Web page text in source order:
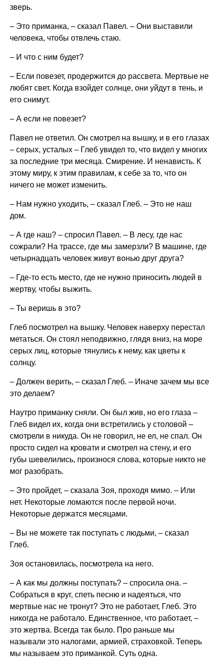
зверь.
– Это приманка, – сказал Павел. – Они выставили
человека, чтобы отвлечь стаю.
– И что с ним будет?
– Если повезет, продержится до рассвета. Мертвые не
любят свет. Когда взойдет солнце, они уйдут в тень, и
его снимут.
– А если не повезет?
Павел не ответил. Он смотрел на вышку, и в его глазах
– серых, усталых – Глеб увидел то, что видел у многих
за последние три месяца. Смирение. И ненависть. К
этому миру, к этим правилам, к себе за то, что он
ничего не может изменить.
– Нам нужно уходить, – сказал Глеб. – Это не наш
дом.
– А где наш? – спросил Павел. – В лесу, где нас
сожрали? На трассе, где мы замерзли? В машине, где
четырнадцать человек живут вонью друг друга?
– Где-то есть место, где не нужно приносить людей в
жертву, чтобы выжить.
– Ты веришь в это?
Глеб посмотрел на вышку. Человек наверху перестал
метаться. Он стоял неподвижно, глядя вниз, на море
серых лиц, которые тянулись к нему, как цветы к
солнцу.
– Должен верить, – сказал Глеб. – Иначе зачем мы все
это делаем?
Наутро приманку сняли. Он был жив, но его глаза –
Глеб видел их, когда они встретились у столовой –
смотрели в никуда. Он не говорил, не ел, не спал. Он
просто сидел на кровати и смотрел на стену, и его
губы шевелились, произнося слова, которые никто не
мог разобрать.
– Это пройдет, – сказала Зоя, проходя мимо. – Или
нет. Некоторые ломаются после первой ночи.
Некоторые держатся месяцами.
– Вы не можете так поступать с людьми, – сказал
Глеб.
Зоя остановилась, посмотрела на него.
– А как мы должны поступать? – спросила она. –
Собраться в круг, спеть песню и надеяться, что
мертвые нас не тронут? Это не работает, Глеб. Это
никогда не работало. Единственное, что работает, –
это жертва. Всегда так было. Про раньше мы
называли это налогами, армией, страховкой. Теперь
мы называем это приманкой. Суть одна.